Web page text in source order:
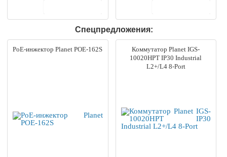
Спецпредложения:
PoE-инжектор Planet POE-162S
Коммутатор Planet IGS-
10020HPT IP30 Industrial
L2+/L4 8-Port